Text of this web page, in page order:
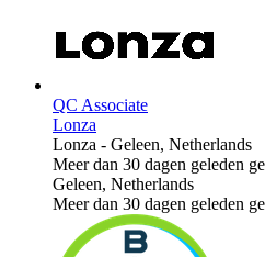
QC Associate
Lonza
Lonza - Geleen, Netherlands
Meer dan 30 dagen geleden
Geleen, Netherlands
Meer dan 30 dagen geleden